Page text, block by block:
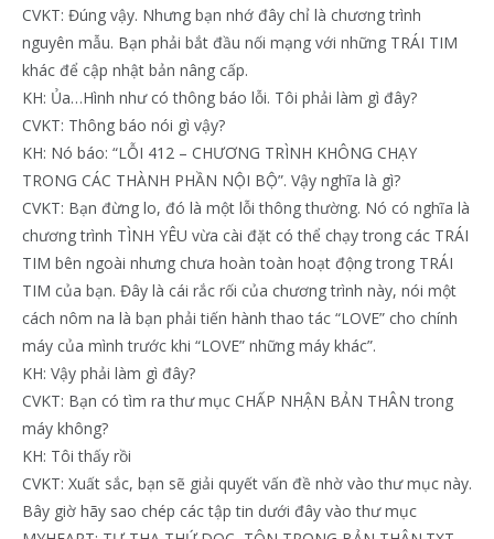
CVKT: Đúng vậy. Nhưng bạn nhớ đây chỉ là chương trình
nguyên mẫu. Bạn phải bắt đầu nối mạng với những TRÁI TIM
khác để cập nhật bản nâng cấp.
KH: Ủa…Hình như có thông báo lỗi. Tôi phải làm gì đây?
CVKT: Thông báo nói gì vậy?
KH: Nó báo: “LỖI 412 – CHƯƠNG TRÌNH KHÔNG CHẠY
TRONG CÁC THÀNH PHẦN NỘI BỘ”. Vậy nghĩa là gì?
CVKT: Bạn đừng lo, đó là một lỗi thông thường. Nó có nghĩa là
chương trình TÌNH YÊU vừa cài đặt có thể chạy trong các TRÁI
TIM bên ngoài nhưng chưa hoàn toàn hoạt động trong TRÁI
TIM của bạn. Đây là cái rắc rối của chương trình này, nói một
cách nôm na là bạn phải tiến hành thao tác “LOVE” cho chính
máy của mình trước khi “LOVE” những máy khác”.
KH: Vậy phải làm gì đây?
CVKT: Bạn có tìm ra thư mục CHẤP NHẬN BẢN THÂN trong
máy không?
KH: Tôi thấy rồi
CVKT: Xuất sắc, bạn sẽ giải quyết vấn đề nhờ vào thư mục này.
Bây giờ hãy sao chép các tập tin dưới đây vào thư mục